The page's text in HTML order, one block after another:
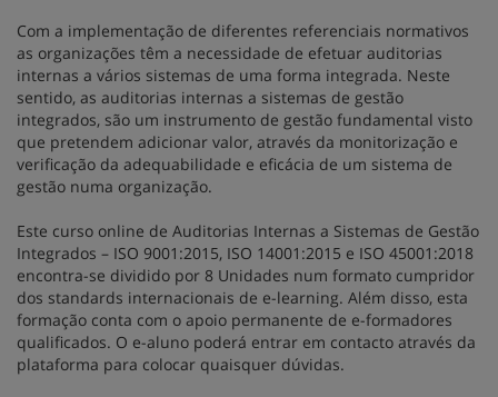
Com a implementação de diferentes referenciais normativos
as organizações têm a necessidade de efetuar auditorias
internas a vários sistemas de uma forma integrada. Neste
sentido, as auditorias internas a sistemas de gestão
integrados, são um instrumento de gestão fundamental visto
que pretendem adicionar valor, através da monitorização e
verificação da adequabilidade e eficácia de um sistema de
gestão numa organização.
Este curso online de Auditorias Internas a Sistemas de Gestão
Integrados – ISO 9001:2015, ISO 14001:2015 e ISO 45001:2018
encontra-se dividido por 8 Unidades num formato cumpridor
dos standards internacionais de e-learning. Além disso, esta
formação conta com o apoio permanente de e-formadores
qualificados. O e-aluno poderá entrar em contacto através da
plataforma para colocar quaisquer dúvidas.